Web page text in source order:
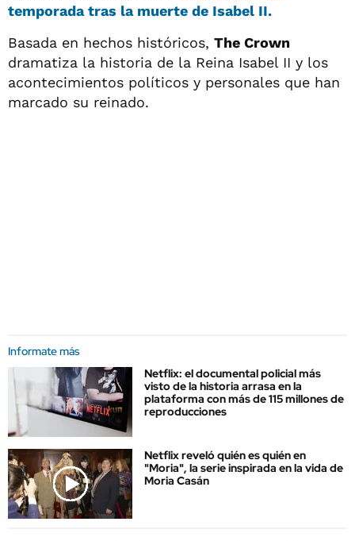
temporada tras la muerte de Isabel II.
Basada en hechos históricos, The Crown
dramatiza la historia de la Reina Isabel II y los
acontecimientos políticos y personales que han
marcado su reinado.
Informate más
Netflix: el documental policial más
visto de la historia arrasa en la
plataforma con más de 115 millones de
reproducciones
Netflix reveló quién es quién en
"Moria", la serie inspirada en la vida de
Moria Casán